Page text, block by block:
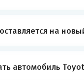
на
автомобиль